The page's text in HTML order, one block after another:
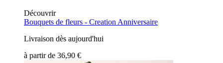
Découvrir
Bouquets de fleurs - Creation Anniversaire
Livraison dès aujourd'hui
à partir de 36,90 €